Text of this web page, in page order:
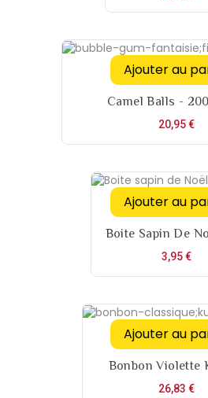
Ajouter au
Camel Balls -
20,95 €Prix
Ajouter au
Boite Sapin De
3,95 €Prix
Ajouter au
Bonbon Violette
26,83 €Prix